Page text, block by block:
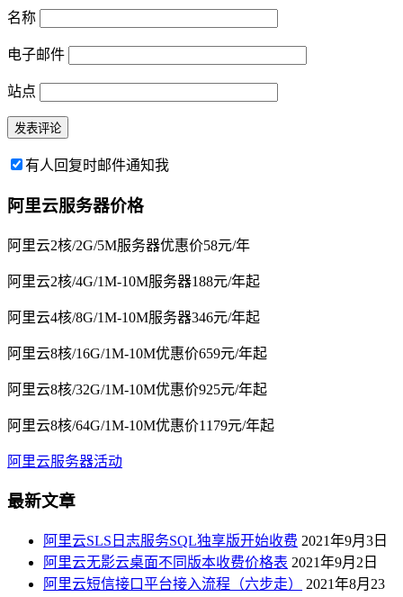
名称
电子邮件
站点
有人回复时邮件通知我
阿里云服务器价格
阿里云2核/2G/5M服务器优惠价58元/年
阿里云2核/4G/1M-10M服务器188元/年起
阿里云4核/8G/1M-10M服务器346元/年起
阿里云8核/16G/1M-10M优惠价659元/年起
阿里云8核/32G/1M-10M优惠价925元/年起
阿里云8核/64G/1M-10M优惠价1179元/年起
阿里云服务器活动
最新文章
阿里云SLS日志服务SQL独享版开始收费 2021年9月3日
阿里云无影云桌面不同版本收费价格表 2021年9月2日
阿里云短信接口平台接入流程（六步走）
2021年8月23